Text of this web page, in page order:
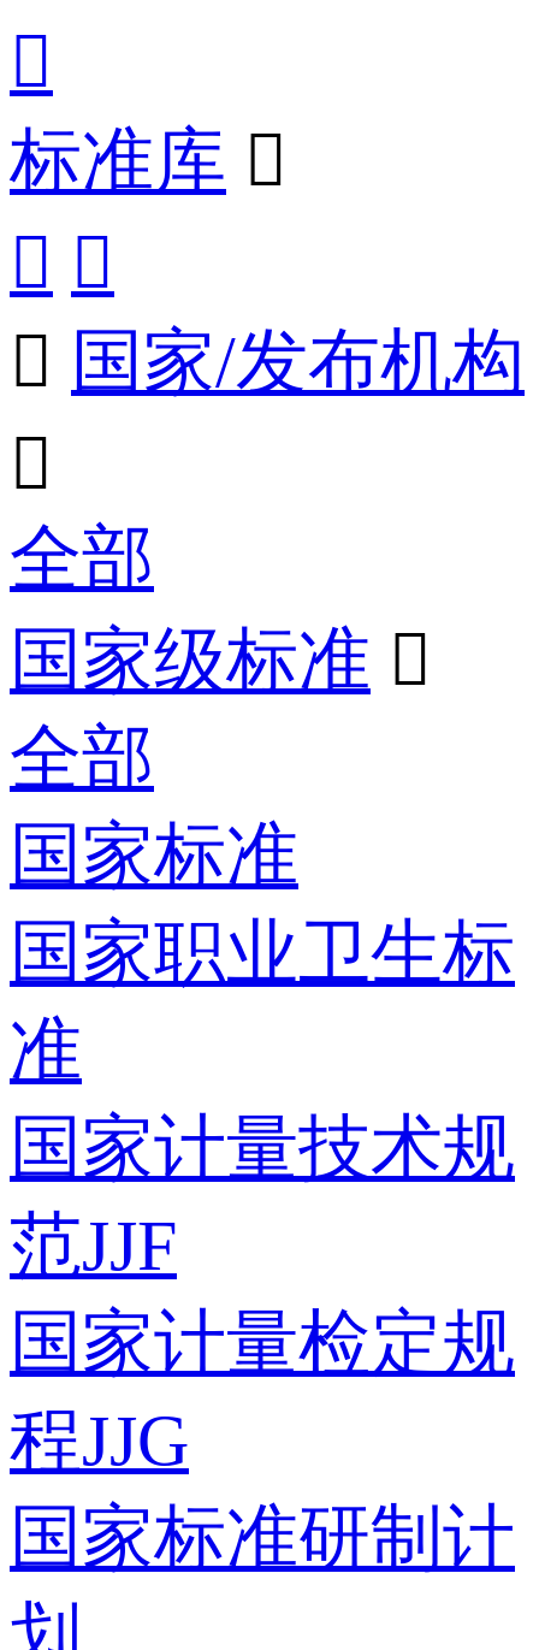

标准库 
 
 国家/发布机构

全部
国家级标准 
全部
国家标准
国家职业卫生标
准
国家计量技术规
范JJF
国家计量检定规
程JJG
国家标准研制计